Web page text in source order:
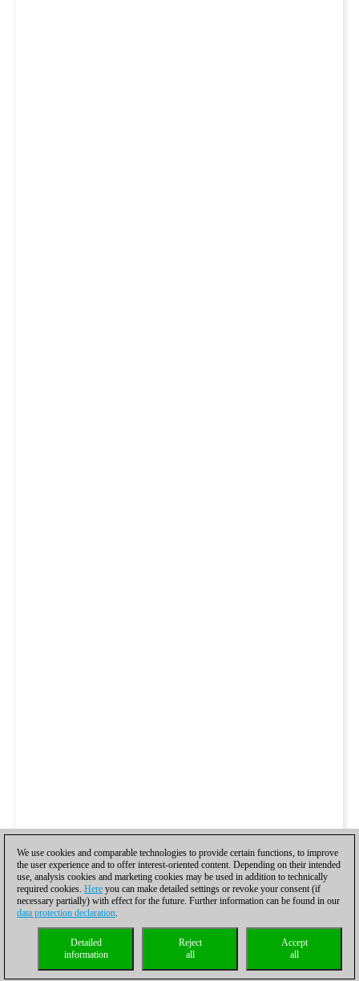
We use cookies and comparable technologies to provide certain functions, to improve
the user experience and to offer interest-oriented content. Depending on their intended
use, analysis cookies and marketing cookies may be used in addition to technically
required cookies. Here you can make detailed settings or revoke your consent (if
necessary partially) with effect for the future. Further information can be found in our
data protection declaration.
Accept
all
Reject
all
Detailed
information